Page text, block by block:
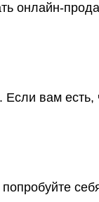
вам есть,